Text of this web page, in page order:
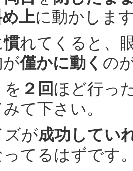
上に動かしま
慣れてくると、
僅かに動く の
２回ほど行っ
て下さい。
ズが成功してい
ってるはずです